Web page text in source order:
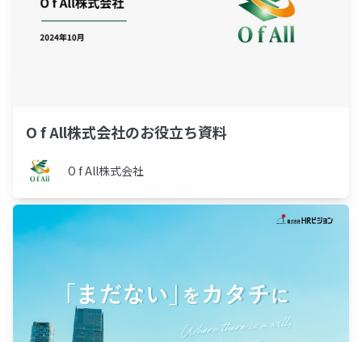
O f All株式会社のお役立ち資料
O f All株式会社